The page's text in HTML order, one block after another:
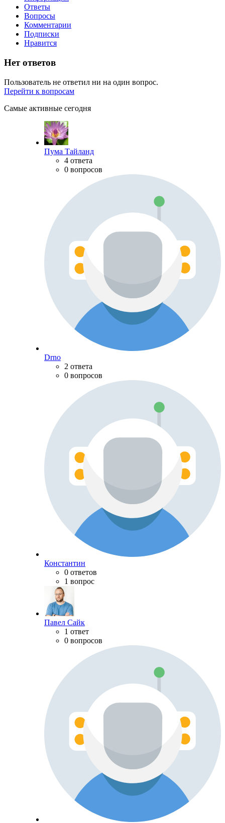
Ответы
Вопросы
Комментарии
Подписки
Нравится
Нет ответов
Пользователь не ответил ни на один вопрос.
Перейти к вопросам
Самые активные сегодня
Пума Тайланд
4 ответа
0 вопросов
Drno
2 ответа
0 вопросов
Константин
0 ответов
1 вопрос
Павел Сайк
1 ответ
0 вопросов